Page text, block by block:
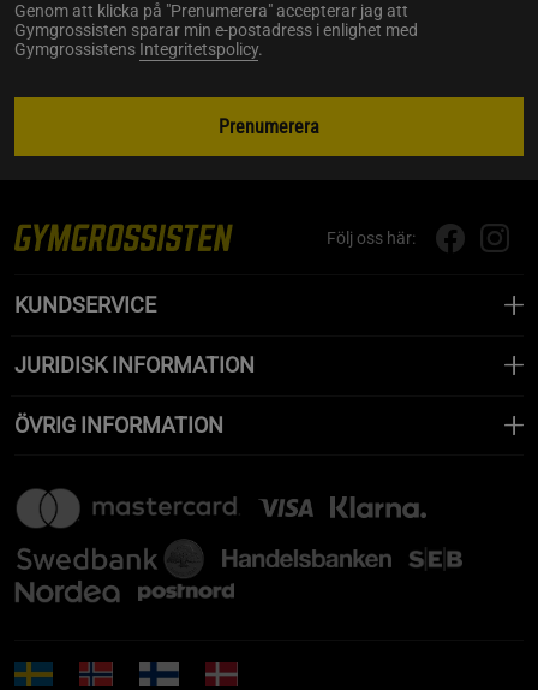
Genom att klicka på "Prenumerera" accepterar jag att
Gymgrossisten sparar min e-postadress i enlighet med
Gymgrossistens Integritetspolicy.
Prenumerera
Följ oss här:
KUNDSERVICE
JURIDISK INFORMATION
ÖVRIG INFORMATION